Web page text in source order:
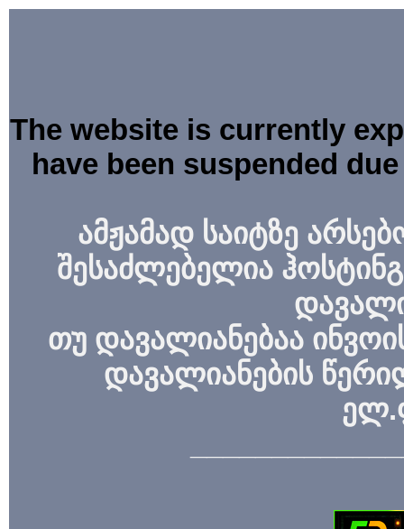
The website is currently
have been suspended
ამჟამად საიტზე
შესაძლებელია
თუ დავალიანებაა
დავალიანების